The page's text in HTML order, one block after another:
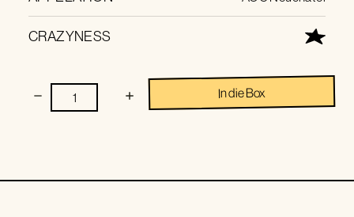
CRAZYNESS
In die Box